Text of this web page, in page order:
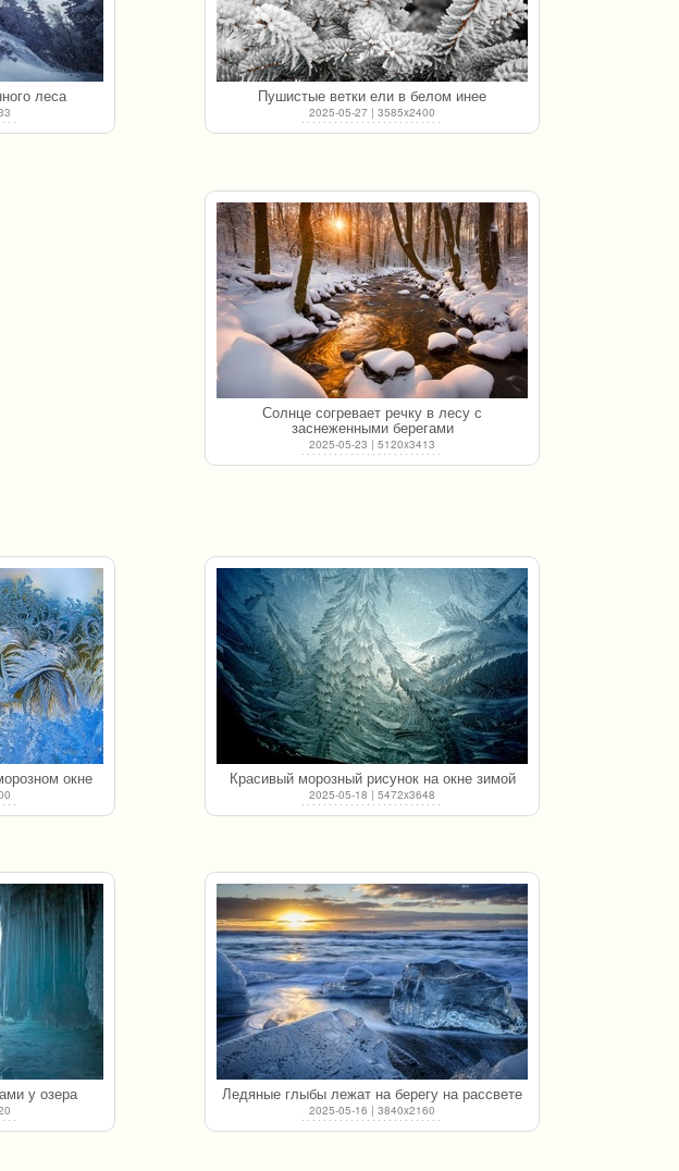
леса Пушистые ветки ели в белом инее
2025-05-27 | 3585x2400
Солнце согревает речку в лесу с
заснеженными берегами
2025-05-23 | 5120x3413
окне Красивый морозный рисунок на окне зимой
2025-05-18 | 5472x3648
у озера Ледяные глыбы лежат на берегу на рассвете
2025-05-16 | 3840x2160